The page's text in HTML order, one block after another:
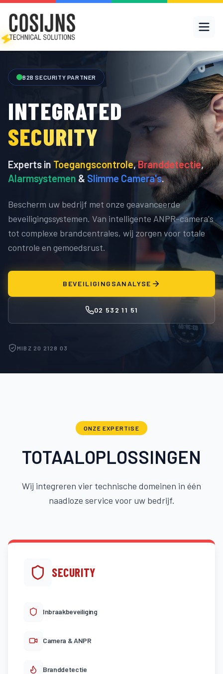
B2B SECURITY PARTNER
INTEGRATED
SECURITY
Experts in Toegangscontrole,Branddetectie,
Alarmsystemen & Slimme Camera's.
Bescherm uw bedrijf met onze geavanceerde
beveiligingssystemen. Van intelligente ANPR-camera's
tot complexe brandcentrales, wij zorgen voor totale
controle en gemoedsrust.
BEVEILIGINGSANALYSE
02 532 11 51
MIBZ 20 2128 03
ONZE EXPERTISE
TOTAALOPLOSSINGEN
Wij integreren vier technische domeinen in één
naadloze service voor uw bedrijf.
SECURITY
Inbraakbeveiliging
Camera & ANPR
Branddetectie